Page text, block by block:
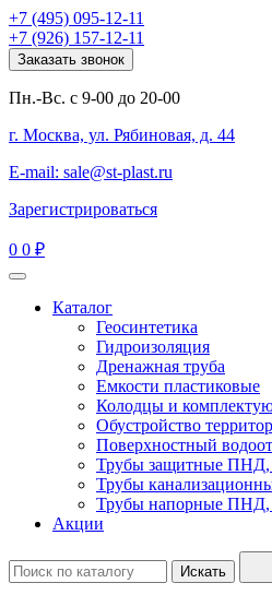
+7 (495) 095-12-11
+7 (926) 157-12-11
Заказать звонок
Пн.-Вс. с 9-00 до 20-00
г. Москва, ул. Рябиновая, д. 44
E-mail: sale@st-plast.ru
Зарегистрироваться
0 0 ₽
Каталог
Геосинтетика
Гидроизоляция
Дренажная труба
Емкости пластиковые
Колодцы и
Обустройство
Поверхностный
Трубы защитные
Трубы
Трубы напорные
Акции